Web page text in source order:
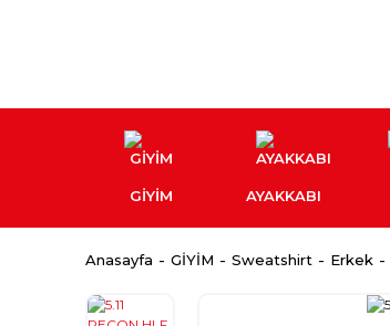
GİYİM AYAKKABI
Anasayfa GİYİM Sweatshirt Erkek